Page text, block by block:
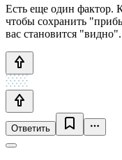
Есть еще один фактор.
чтобы сохранить
вас становится
Ответить